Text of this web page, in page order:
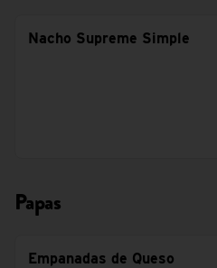
Nacho Supreme Simple
Papas
Empanadas de Queso